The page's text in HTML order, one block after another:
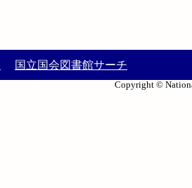
国立国会図書館サーチ
Copyright ©